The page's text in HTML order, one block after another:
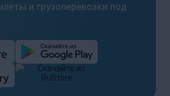
и грузоперевозки под